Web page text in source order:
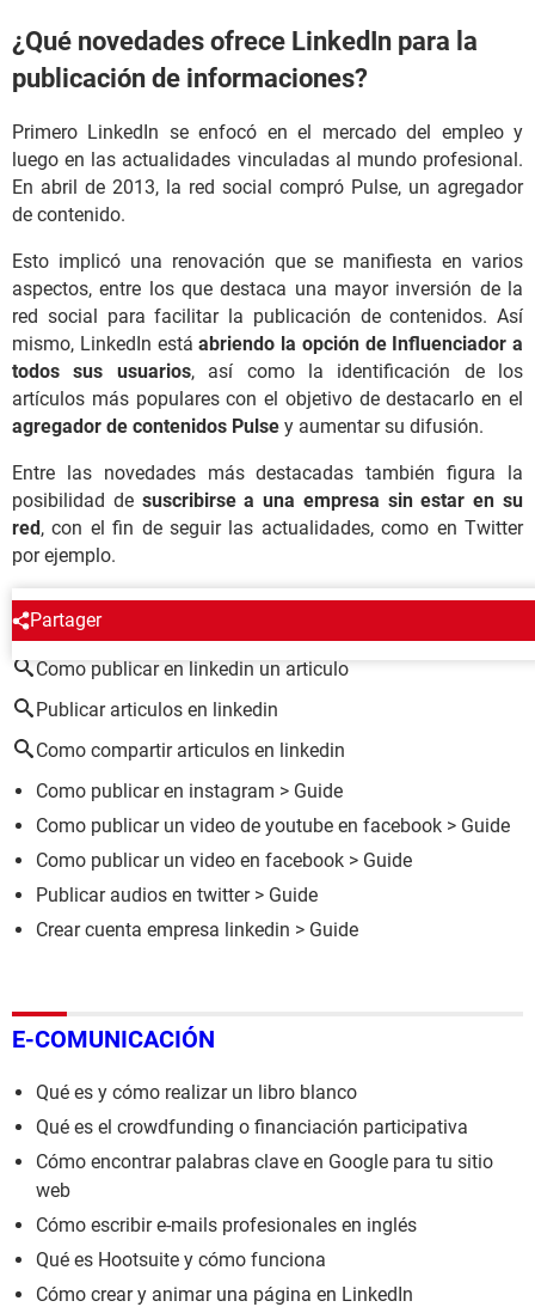
¿Qué novedades ofrece LinkedIn para la
publicación de informaciones?
Primero LinkedIn se enfocó en el mercado del empleo y
luego en las actualidades vinculadas al mundo profesional.
En abril de 2013, la red social compró Pulse, un agregador
de contenido.
Esto implicó una renovación que se manifiesta en varios
aspectos, entre los que destaca una mayor inversión de la
red social para facilitar la publicación de contenidos. Así
mismo, LinkedIn estáabriendo la opción de Influenciador a
todos sus usuarios, así como la identificación de los
artículos más populares con el objetivo de destacarlo en el
agregador de contenidos Pulse y aumentar su difusión.
Entre las novedades más destacadas también figura la
posibilidad de suscribirse a una empresa sin estar en su
red, con el fin de seguir las actualidades, como en Twitter
por ejemplo.
Partager
ALREDEDOR DEL MISMO TEMA
Como publicar en linkedin un articulo
Publicar articulos en linkedin
Como compartir articulos en linkedin
Como publicar en instagram > Guide
Como publicar un video de youtube en facebook > Guide
Como publicar un video en facebook > Guide
Publicar audios en twitter> Guide
Crear cuenta empresa linkedin > Guide
E-COMUNICACIÓN
Qué es y cómo realizar un libro blanco
Qué es el crowdfunding o financiación participativa
Cómo encontrar palabras clave en Google para tu sitio
web
Cómo escribir e-mails profesionales en inglés
Qué es Hootsuite y cómo funciona
Cómo crear y animar una página en LinkedIn